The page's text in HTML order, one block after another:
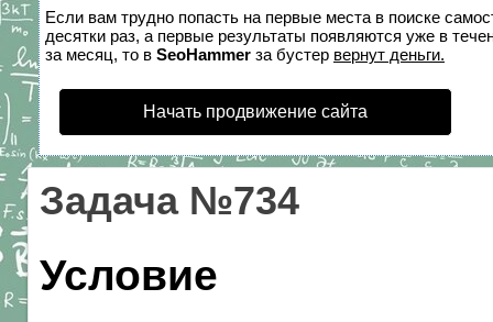
Если вам трудно попасть на первые места в поиске
десятки раз, а первые результаты появляются уже в
за месяц, то в SeoHammer за бустер вернут деньги.
Начать продвижение сайта
Задача №734
Условие